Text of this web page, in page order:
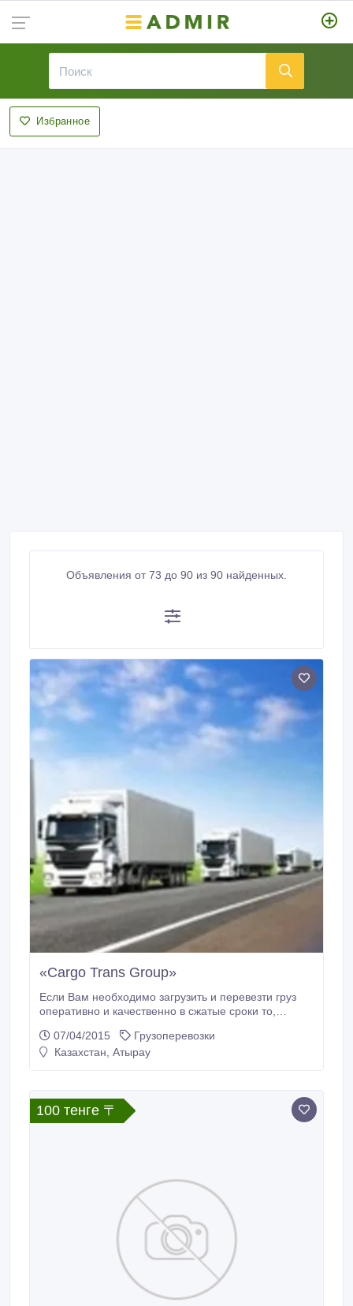
Избранное
Объявления от 73 до 90 из 90 найденных.
«Cargo Trans Group»
Если Вам необходимо загрузить и перевезти груз
оперативно и качественно в сжатые сроки то,
партнер в сфере грузоперевозок по Казахстану и
СНГ. Мы доставим ваш груз в любой населенный
маршрута, так и транспорта.
07/04/2015
Грузоперевозки
Казахстан, Атырау
100 тенге 〒